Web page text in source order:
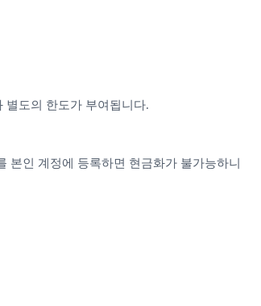
별도의 한도가 부여됩니다.
본인 계정에 등록하면 현금화가 불가능하니